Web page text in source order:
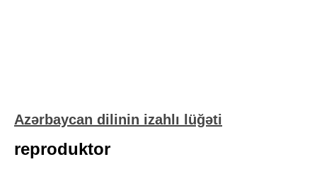
Azərbaycan dilinin izahlı lüğəti
reproduktor